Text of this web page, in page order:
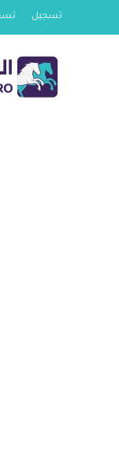
content
تسجيل